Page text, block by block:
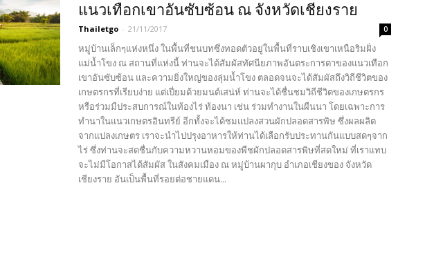
แนวเทือกเขาอันซับซ้อน ณ จังหวัดเชียงราย
Thailetgo - 21/11/2017 0
หมู่บ้านเล็กๆแห่งหนึ่ง ในพื้นที่ชนบทซึ่งทอดตัวอยู่ในพื้นที่ราบเชิงเขาเหนือริมฝั่ง
แม่น้ำโขง ณ สถานที่แห่งนี้ ท่านจะได้สัมผัสทัศนียภาพอันตระการตาของแนวเทือก
เขาอันซับซ้อน และความยิ่งใหญ่ของลุ่มน้ำโขง ตลอดจนจะได้สัมผัสถึงวิถีชีวิตของ
เกษตรกรที่เรียบง่าย แต่เปี่ยมด้วยมนต์เสน่ห์ ท่านจะได้ชื่นชมวิถีชีวิตของเกษตรกร
หรือร่วมมีประสบการณ์ในท้องไร่ ท้องนา เช่น ร่วมทำงานในผืนนา โดยเฉพาะการ
ทำนาในแนวเกษตรอินทรีย์ อีกทั้งจะได้ชมแปลงสวนผักปลอดสารพิษ ซึ่งผลผลิต
จากแปลงเกษตร เราจะนำไปปรุงอาหารให้ท่านได้เลือกรับประทานกันแบบสดๆจาก
ไร่ ซึ่งท่านจะสดชื่นกับความหวานหอมของพืชผักปลอดสารพิษที่สดใหม่ ที่เราแทบ
จะไม่มีโอกาสได้สัมผัส ในสังคมเมือง ณ หมู่บ้านผากุบ อำเภอเชียงของ จังหวัด
เชียงราย อันเป็นพื้นที่รอยต่อชายแดน...